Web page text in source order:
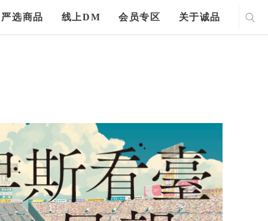
严选商品 线上DM 会员专区 关于诚品